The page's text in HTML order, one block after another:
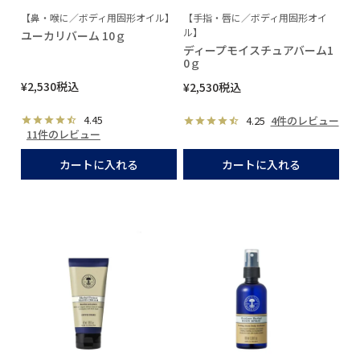
【鼻・喉に／ボディ用固形オイル】
ユーカリバーム 10ｇ
¥2,530税込
4.45
11件のレビュー
カートに入れる
【手指・唇に／ボディ用固形オイ
ル】
ディープモイスチュアバーム1
0ｇ
¥2,530税込
4.25 4件のレビュー
カートに入れる